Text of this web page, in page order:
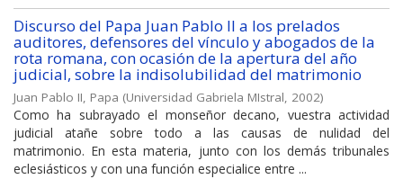
Discurso del Papa Juan Pablo II a los prelados
auditores, defensores del vínculo y abogados de la
rota romana, con ocasión de la apertura del año
judicial, sobre la indisolubilidad del matrimonio
Juan Pablo II, Papa (Universidad Gabriela MIstral, 2002)
Como ha subrayado el monseñor decano, vuestra actividad
judicial atañe sobre todo a las causas de nulidad del
matrimonio. En esta materia, junto con los demás tribunales
eclesiásticos y con una función especialice entre ...